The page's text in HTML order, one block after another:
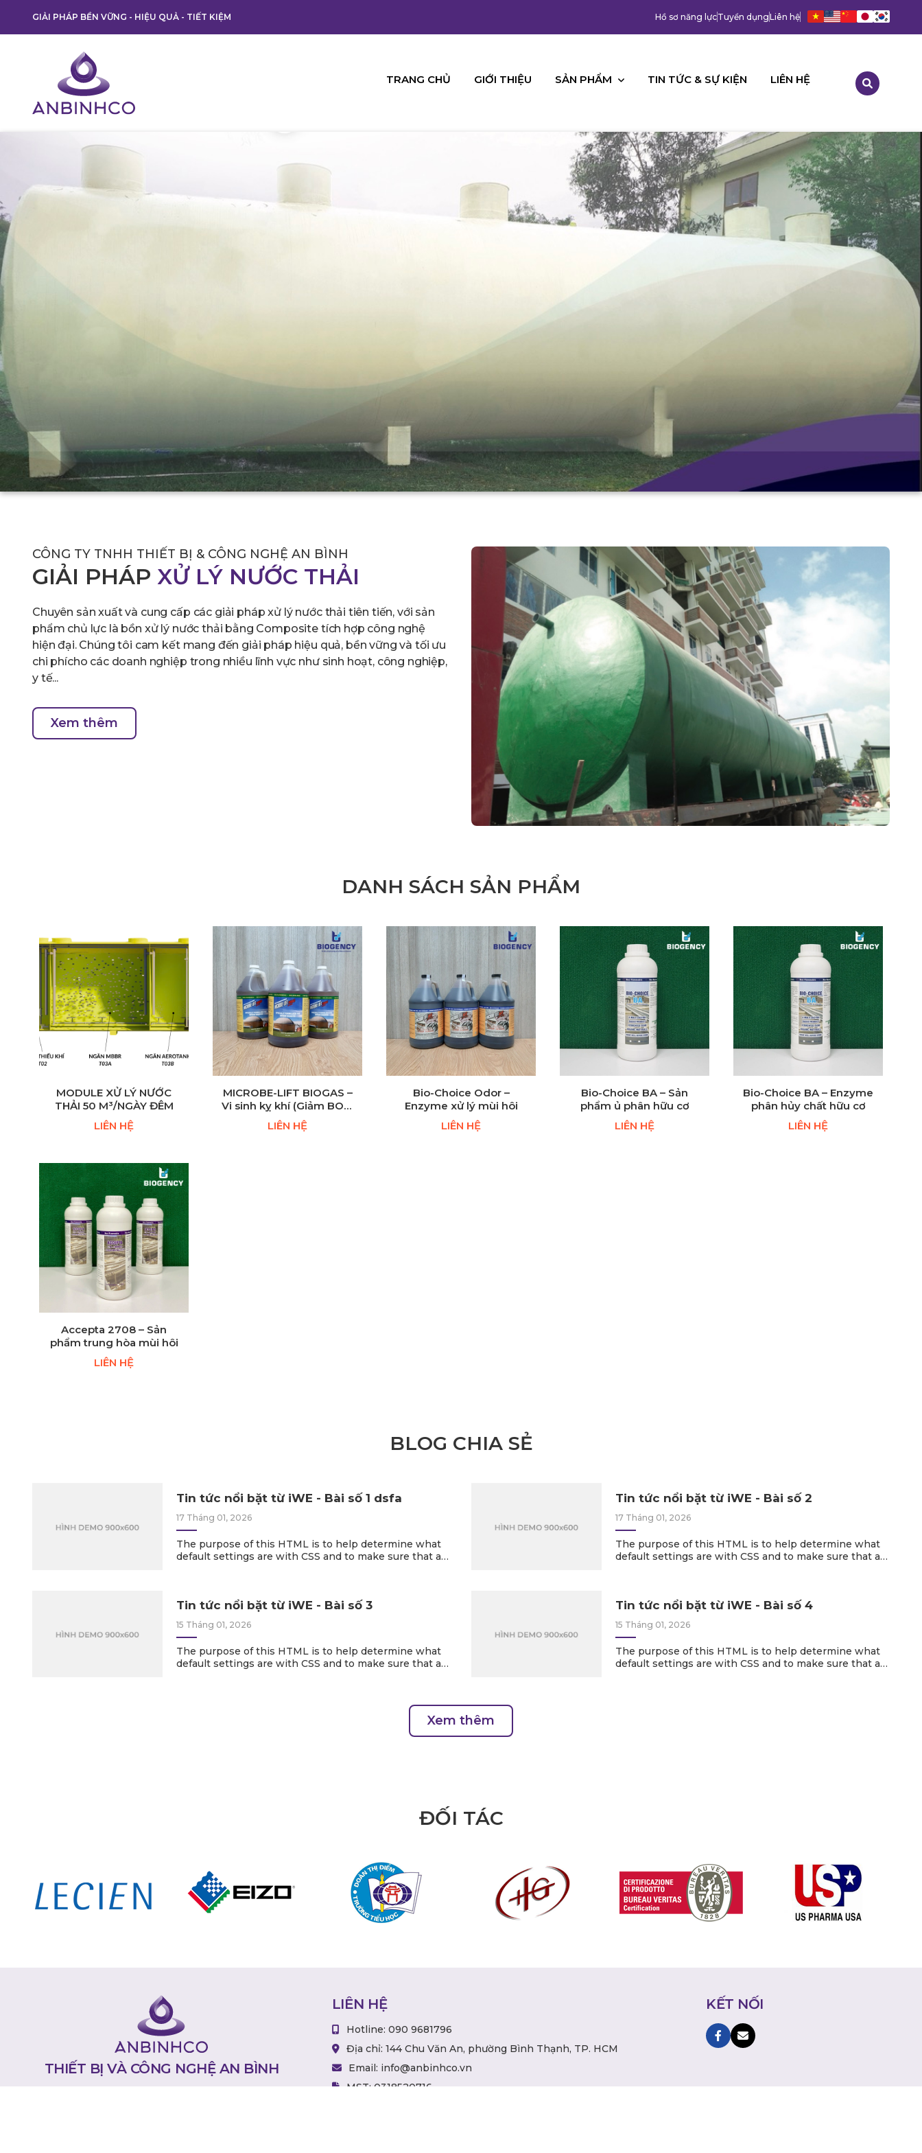
GIẢI PHÁP BỀN VỮNG - HIỆU QUẢ - TIẾT KIỆM Hồ sơ năng lựcTuyển dụngLiên hệ
TRANG CHỦ GIỚI THIỆU SẢN PHẨM TIN TỨC & SỰ KIỆN LIÊN HỆ
CÔNG TY TNHH THIẾT BỊ & CÔNG NGHỆ AN BÌNH
GIẢI PHÁP XỬ LÝ NƯỚC THẢI
Chuyên sản xuất và cung cấp các giải pháp xử lý nước thải tiên tiến, với sản
phẩm chủ lực là bồn xử lý nước thải bằng Composite tích hợp công nghệ
hiện đại. Chúng tôi cam kết mang đến giải pháp hiệu quả, bền vững và tối ưu
chi phícho các doanh nghiệp trong nhiều lĩnh vực như sinh hoạt, công nghiệp,
y tế...
Xem thêm
DANH SÁCH SẢN PHẨM
MODULE XỬ LÝ NƯỚC
THẢI 50 M³/NGÀY ĐÊM
LIÊN HỆ
MICROBE-LIFT BIOGAS –
Vi sinh kỵ khí (Giảm BOD,
COD, TSS)
LIÊN HỆ
Bio-Choice Odor –
Enzyme xử lý mùi hôi
LIÊN HỆ
Bio-Choice BA – Sản
phẩm ủ phân hữu cơ
LIÊN HỆ
Bio-Choice BA – Enzyme
phân hủy chất hữu cơ
LIÊN HỆ
Accepta 2708 – Sản
phẩm trung hòa mùi hôi
LIÊN HỆ
BLOG CHIA SẺ
Tin tức nổi bặt từ iWE - Bài số 1 dsfa
17 Tháng 01, 2026
The purpose of this HTML is to help determine what
default settings are with CSS and to make sure that all
Tin tức nổi bặt từ iWE - Bài số 2
17 Tháng 01, 2026
The purpose of this HTML is to help determine what
default settings are with CSS and to make sure that all
Tin tức nổi bặt từ iWE - Bài số 3
15 Tháng 01, 2026
The purpose of this HTML is to help determine what
default settings are with CSS and to make sure that all
Tin tức nổi bặt từ iWE - Bài số 4
15 Tháng 01, 2026
The purpose of this HTML is to help determine what
default settings are with CSS and to make sure that all
Xem thêm
ĐỐI TÁC
THIẾT BỊ VÀ CÔNG NGHỆ AN BÌNH
LIÊN HỆ
Hotline: ‭090 9681796‬
Địa chỉ: 144 Chu Văn An, phường Bình Thạnh, TP. HCM
Email: info@anbinhco.vn
MST: 0318520716
KẾT NỐI